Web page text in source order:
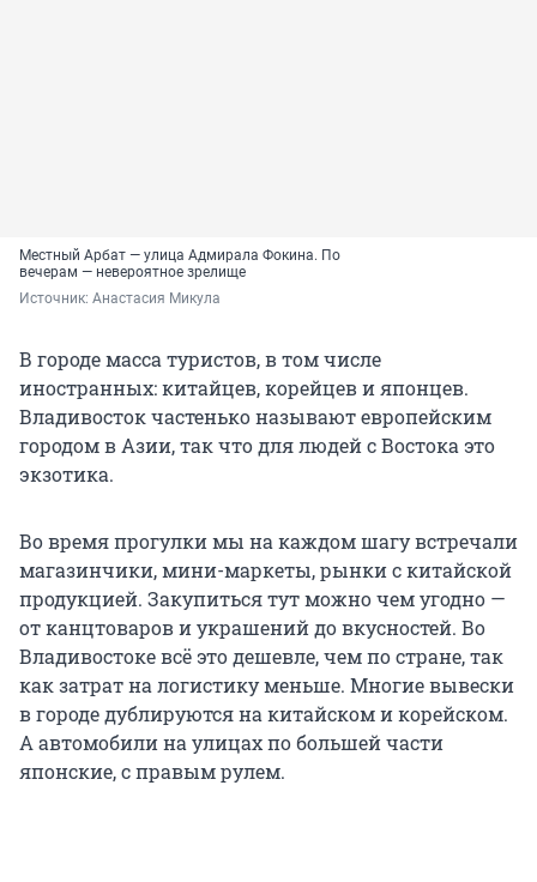
Местный Арбат — улица Адмирала Фокина. По
вечерам — невероятное зрелище
Источник: Анастасия Микула
В городе масса туристов, в том числе
иностранных: китайцев, корейцев и японцев.
Владивосток частенько называют европейским
городом в Азии, так что для людей с Востока это
экзотика.
Во время прогулки мы на каждом шагу встречали
магазинчики, мини-маркеты, рынки с китайской
продукцией. Закупиться тут можно чем угодно —
от канцтоваров и украшений до вкусностей. Во
Владивостоке всё это дешевле, чем по стране, так
как затрат на логистику меньше. Многие вывески
в городе дублируются на китайском и корейском.
А автомобили на улицах по большей части
японские, с правым рулем.